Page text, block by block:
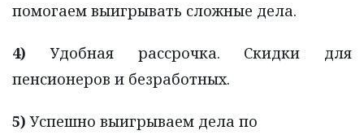
помогаем выигрывать сложные дела.
4) Удобная рассрочка. Скидки для
пенсионеров и безработных.
5) Успешно выигрываем дела по